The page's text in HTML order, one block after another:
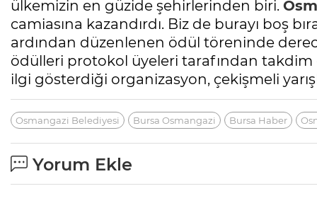
ülkemizin en güzide şehirlerinden biri.
camiasına kazandırdı. Biz de burayı boş
ardından düzenlenen ödül töreninde
ödülleri protokol üyeleri tarafından takdim
ilgi gösterdiği organizasyon, çekişmeli
Osmangazi Belediyesi Bursa Osmangazi Bursa Haber
Yorum Ekle